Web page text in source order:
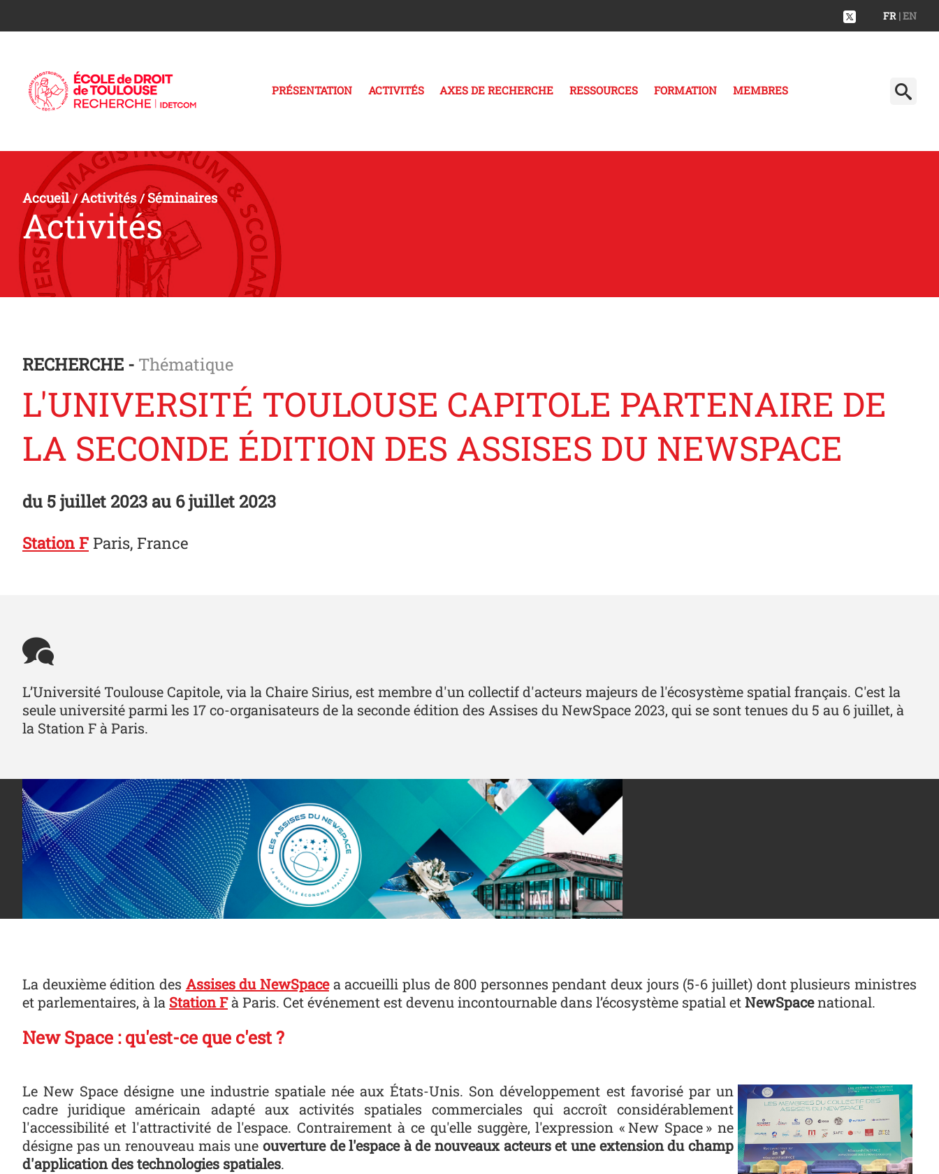
FR | EN
PRÉSENTATION ACTIVITÉS AXES DE RECHERCHE RESSOURCES FORMATION MEMBRES
Accueil/Activités/Séminaires
Activités
RECHERCHE - Thématique
L'UNIVERSITÉ TOULOUSE CAPITOLE PARTENAIRE DE
LA SECONDE ÉDITION DES ASSISES DU NEWSPACE
du 5 juillet 2023 au 6 juillet 2023
Station F Paris, France
L’Université Toulouse Capitole, via la Chaire Sirius, est membre d'un collectif d'acteurs majeurs de l'écosystème spatial français. C'est la
seule université parmi les 17 co-organisateurs de la seconde édition des Assises du NewSpace 2023, qui se sont tenues du 5 au 6 juillet, à
la Station F à Paris.
La deuxième édition des Assises du NewSpacea accueilli plus de 800 personnes pendant deux jours (5-6 juillet) dont plusieurs ministres
et parlementaires, à la Station Fà Paris. Cet événement est devenu incontournable dans l’écosystème spatial etNewSpacenational.
New Space : qu'est-ce que c'est ?
Le New Space désigne une industrie spatiale née aux États-Unis. Son développement Les assises du newspace
est favorisé par un
cadre juridique américain adapté aux activités spatiales commerciales qui accroît considérablement
l'accessibilité et l'attractivité de l'espace. Contrairement à ce qu'elle suggère, l'expression « New Space » ne
désigne pas un renouveau mais une ouverture de l'espace à de nouveaux acteurs et une extension du champ
d'application des technologies spatiales.